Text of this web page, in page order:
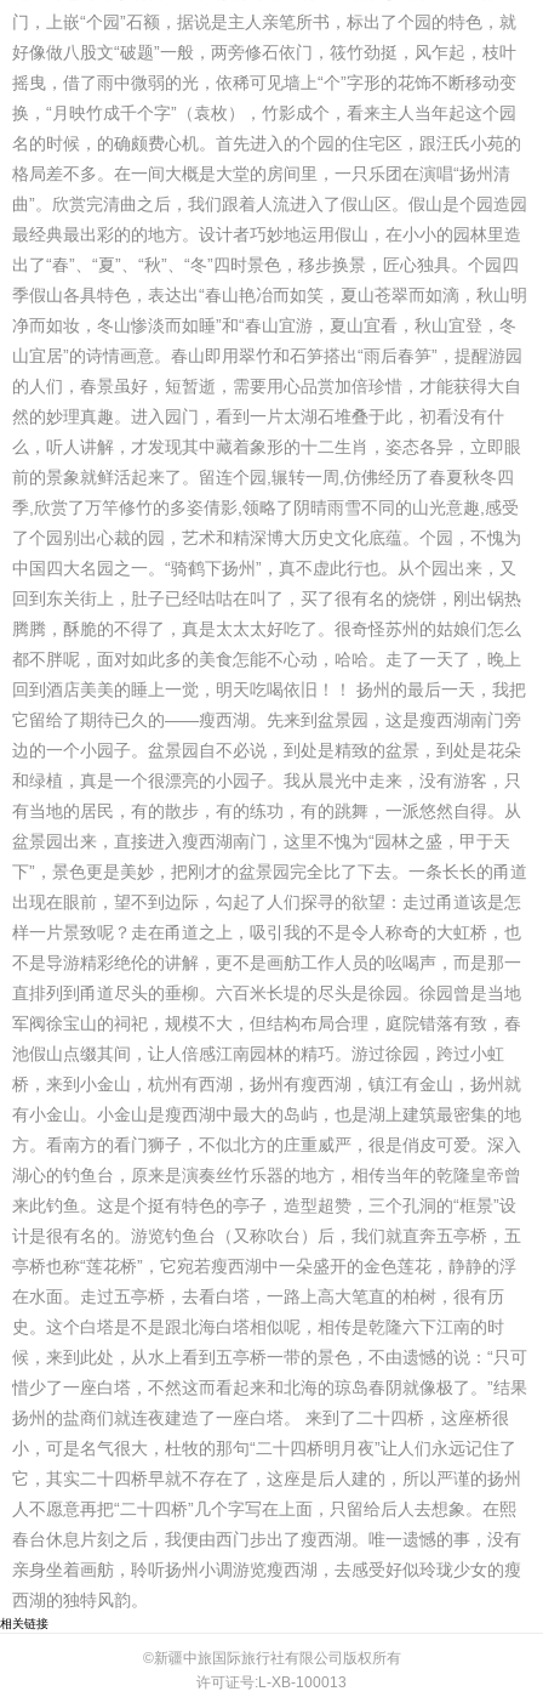
门，上嵌“个园”石额，据说是主人亲笔所书，标出了个园的特色，就
好像做八股文“破题”一般，两旁修石依门，筱竹劲挺，风乍起，枝叶
摇曳，借了雨中微弱的光，依稀可见墙上“个”字形的花饰不断移动变
换，“月映竹成千个字”（袁枚），竹影成个，看来主人当年起这个园
名的时候，的确颇费心机。首先进入的个园的住宅区，跟汪氏小苑的
格局差不多。在一间大概是大堂的房间里，一只乐团在演唱“扬州清
曲”。欣赏完清曲之后，我们跟着人流进入了假山区。假山是个园造园
最经典最出彩的的地方。设计者巧妙地运用假山，在小小的园林里造
出了“春”、“夏”、“秋”、“冬”四时景色，移步换景，匠心独具。个园四
季假山各具特色，表达出“春山艳冶而如笑，夏山苍翠而如滴，秋山明
净而如妆，冬山惨淡而如睡”和“春山宜游，夏山宜看，秋山宜登，冬
山宜居”的诗情画意。春山即用翠竹和石笋搭出“雨后春笋”，提醒游园
的人们，春景虽好，短暂逝，需要用心品赏加倍珍惜，才能获得大自
然的妙理真趣。进入园门，看到一片太湖石堆叠于此，初看没有什
么，听人讲解，才发现其中藏着象形的十二生肖，姿态各异，立即眼
前的景象就鲜活起来了。留连个园,辗转一周,仿佛经历了春夏秋冬四
季,欣赏了万竿修竹的多姿倩影,领略了阴晴雨雪不同的山光意趣,感受
了个园别出心裁的园，艺术和精深博大历史文化底蕴。个园，不愧为
中国四大名园之一。“骑鹤下扬州”，真不虚此行也。从个园出来，又
回到东关街上，肚子已经咕咕在叫了，买了很有名的烧饼，刚出锅热
腾腾，酥脆的不得了，真是太太太好吃了。很奇怪苏州的姑娘们怎么
都不胖呢，面对如此多的美食怎能不心动，哈哈。走了一天了，晚上
回到酒店美美的睡上一觉，明天吃喝依旧！！ 扬州的最后一天，我把
它留给了期待已久的——瘦西湖。先来到盆景园，这是瘦西湖南门旁
边的一个小园子。盆景园自不必说，到处是精致的盆景，到处是花朵
和绿植，真是一个很漂亮的小园子。我从晨光中走来，没有游客，只
有当地的居民，有的散步，有的练功，有的跳舞，一派悠然自得。从
盆景园出来，直接进入瘦西湖南门，这里不愧为“园林之盛，甲于天
下”，景色更是美妙，把刚才的盆景园完全比了下去。一条长长的甬道
出现在眼前，望不到边际，勾起了人们探寻的欲望：走过甬道该是怎
样一片景致呢？走在甬道之上，吸引我的不是令人称奇的大虹桥，也
不是导游精彩绝伦的讲解，更不是画舫工作人员的吆喝声，而是那一
直排列到甬道尽头的垂柳。六百米长堤的尽头是徐园。徐园曾是当地
军阀徐宝山的祠祀，规模不大，但结构布局合理，庭院错落有致，春
池假山点缀其间，让人倍感江南园林的精巧。游过徐园，跨过小虹
桥，来到小金山，杭州有西湖，扬州有瘦西湖，镇江有金山，扬州就
有小金山。小金山是瘦西湖中最大的岛屿，也是湖上建筑最密集的地
方。看南方的看门狮子，不似北方的庄重威严，很是俏皮可爱。深入
湖心的钓鱼台，原来是演奏丝竹乐器的地方，相传当年的乾隆皇帝曾
来此钓鱼。这是个挺有特色的亭子，造型超赞，三个孔洞的“框景”设
计是很有名的。游览钓鱼台（又称吹台）后，我们就直奔五亭桥，五
亭桥也称“莲花桥”，它宛若瘦西湖中一朵盛开的金色莲花，静静的浮
在水面。走过五亭桥，去看白塔，一路上高大笔直的柏树，很有历
史。这个白塔是不是跟北海白塔相似呢，相传是乾隆六下江南的时
候，来到此处，从水上看到五亭桥一带的景色，不由遗憾的说：“只可
惜少了一座白塔，不然这而看起来和北海的琼岛春阴就像极了。”结果
扬州的盐商们就连夜建造了一座白塔。 来到了二十四桥，这座桥很
小，可是名气很大，杜牧的那句“二十四桥明月夜”让人们永远记住了
它，其实二十四桥早就不存在了，这座是后人建的，所以严谨的扬州
人不愿意再把“二十四桥”几个字写在上面，只留给后人去想象。在熙
春台休息片刻之后，我便由西门步出了瘦西湖。唯一遗憾的事，没有
亲身坐着画舫，聆听扬州小调游览瘦西湖，去感受好似玲珑少女的瘦
西湖的独特风韵。
相关链接
©新疆中旅国际旅行社有限公司版权所有
许可证号:L-XB-100013